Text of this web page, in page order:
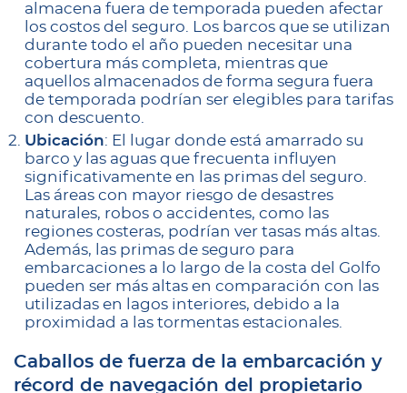
almacena fuera de temporada pueden afectar
los costos del seguro. Los barcos que se utilizan
durante todo el año pueden necesitar una
cobertura más completa, mientras que
aquellos almacenados de forma segura fuera
de temporada podrían ser elegibles para tarifas
con descuento.
Ubicación: El lugar donde está amarrado su
barco y las aguas que frecuenta influyen
significativamente en las primas del seguro.
Las áreas con mayor riesgo de desastres
naturales, robos o accidentes, como las
regiones costeras, podrían ver tasas más altas.
Además, las primas de seguro para
embarcaciones a lo largo de la costa del Golfo
pueden ser más altas en comparación con las
utilizadas en lagos interiores, debido a la
proximidad a las tormentas estacionales.
Caballos de fuerza de la embarcación y
récord de navegación del propietario